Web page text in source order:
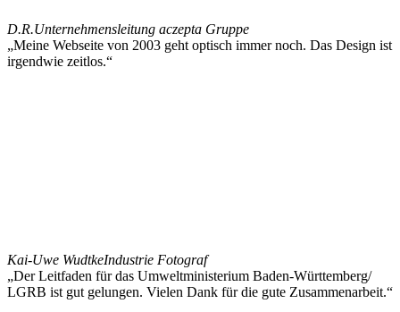
D.R.Unternehmensleitung aczepta Gruppe
„Meine Webseite von 2003 geht optisch immer noch. Das Design ist
irgendwie zeitlos.“
Kai-Uwe WudtkeIndustrie Fotograf
„Der Leitfaden für das Umweltministerium Baden-Württemberg/
LGRB ist gut gelungen. Vielen Dank für die gute Zusammenarbeit.“